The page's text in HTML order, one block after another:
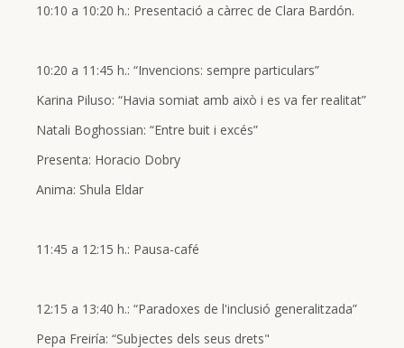
10:10 a 10:20 h.: Presentació a càrrec de Clara Bardón.
10:20 a 11:45 h.: “Invencions: sempre particulars”
Karina Piluso: “Havia somiat amb això i es va fer realitat”
Natali Boghossian: “Entre buit i excés”
Presenta: Horacio Dobry
Anima: Shula Eldar
11:45 a 12:15 h.: Pausa-café
12:15 a 13:40 h.: “Paradoxes de l'inclusió generalitzada”
Pepa Freiría: “Subjectes dels seus drets"